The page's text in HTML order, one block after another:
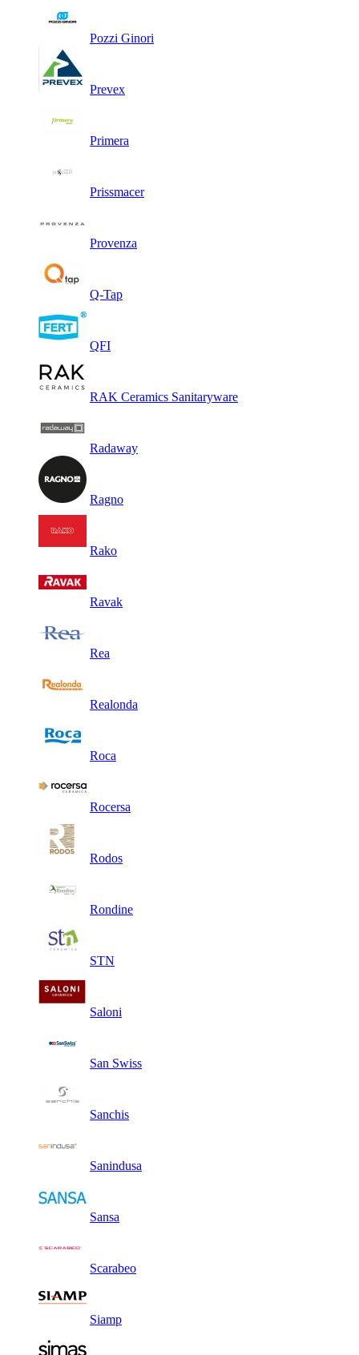
Pozzi Ginori
Prevex
Primera
Prissmacer
Provenza
Q-Tap
QFI
RAK Ceramics Sanitaryware
Radaway
Ragno
Rako
Ravak
Rea
Realonda
Roca
Rocersa
Rodos
Rondine
STN
Saloni
San Swiss
Sanchis
Sanindusa
Sansa
Scarabeo
Siamp